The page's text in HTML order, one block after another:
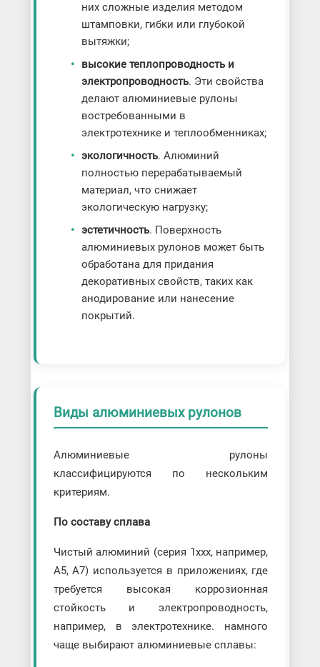
них сложные изделия методом
штамповки, гибки или глубокой
вытяжки;
высокие теплопроводность и
электропроводность. Эти свойства
делают алюминиевые рулоны
востребованными в
электротехнике и теплообменниках;
экологичность. Алюминий
полностью перерабатываемый
материал, что снижает
экологическую нагрузку;
эстетичность. Поверхность
алюминиевых рулонов может быть
обработана для придания
декоративных свойств, таких как
анодирование или нанесение
покрытий.
Виды алюминиевых рулонов
Алюминиевые рулоны
классифицируются по нескольким
критериям.
По составу сплава
Чистый алюминий (серия 1xxx, например,
А5, А7) используется в приложениях, где
требуется высокая коррозионная
стойкость и электропроводность,
например, в электротехнике. намного
чаще выбирают алюминиевые сплавы: